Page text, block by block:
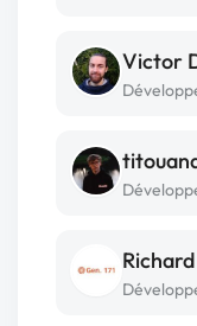
Victor